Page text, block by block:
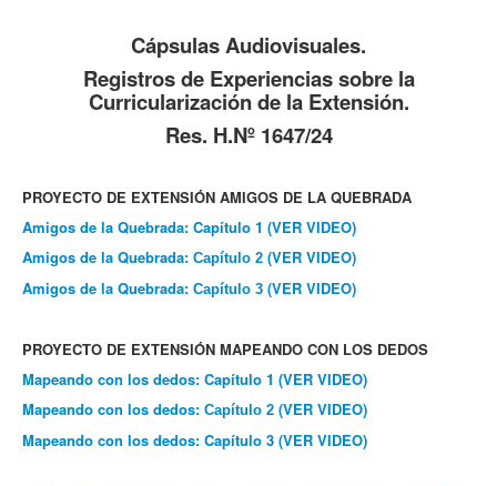
Cápsulas Audiovisuales.
Registros de Experiencias sobre la
Curricularización de la Extensión.
Res. H.Nº 1647/24
PROYECTO DE EXTENSIÓN AMIGOS DE LA QUEBRADA
Amigos de la Quebrada: Capítulo 1 (VER VIDEO)
Amigos de la Quebrada: Capítulo 2 (VER VIDEO)
Amigos de la Quebrada: Capítulo 3 (VER VIDEO)
PROYECTO DE EXTENSIÓN MAPEANDO CON LOS DEDOS
Mapeando con los dedos: Capítulo 1 (VER VIDEO)
Mapeando con los dedos: Capítulo 2 (VER VIDEO)
Mapeando con los dedos: Capítulo 3 (VER VIDEO)